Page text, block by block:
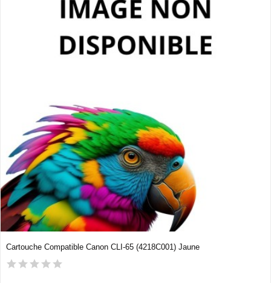
Cartouche Compatible Canon CLI-65 (4218C001) Jaune